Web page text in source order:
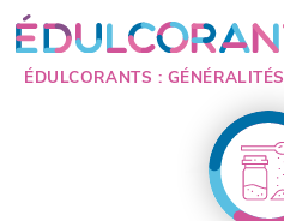
Skip
to
content
ÉDULCORANTS : GÉNÉRALITÉS